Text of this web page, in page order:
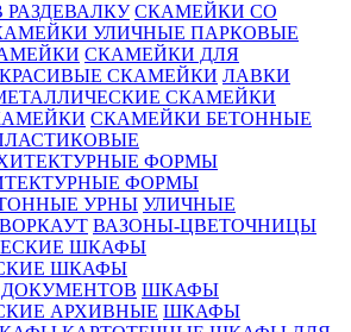
СКАМЕЙКИ СО
УЛИЧНЫЕ ПАРКОВЫЕ
СКАМЕЙКИ ДЛЯ
КРАСИВЫЕ СКАМЕЙКИ ЛАВКИ
СКАМЕЙКИ
СКАМЕЙКИ БЕТОННЫЕ
ФОРМЫ
УРНЫ УЛИЧНЫЕ
ВОРКАУТ ВАЗОНЫ-ЦВЕТОЧНИЦЫ
ШКАФЫ
ШКАФЫ
АРХИВНЫЕ ШКАФЫ